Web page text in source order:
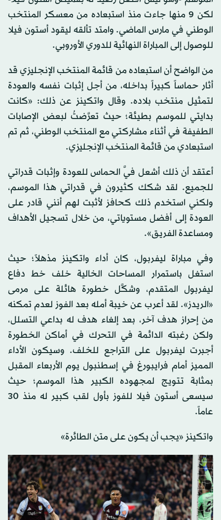
لكن 9 منها جاءت منذ استبعاده من معسكر المنتخب
الوطني في مارس الماضي. وامتد تألقه ليقود أستون فيلا
للوصول إلى المباراة النهائية للدوري الأوروبي.
من الواضح أن استبعاده من قائمة المنتخب الإنجليزي قد
أثار حماساً كبيراً بداخله، من أجل إثبات نفسه والعودة
لتمثيل منتخب بلاده. وقال واتكينز عن ذلك: «كانت
بدايتي للموسم بطيئة؛ حيث تعرَّضتُ لبعض الإصابات
الطفيفة في أثناء مشاركتي مع المنتخب الوطني، ثم تم
استبعادي من قائمة المنتخب الإنجليزي.
أعتقد أن ذلك أشعل فيَّ الحماس للعودة وإثبات قدراتي
للجميع. لقد شكك كثيرون في قدراتي هذا الموسم،
ولكني استخدم ذلك كحافز لأثبت لهم أنني قادر على
العودة إلى أفضل مستوياتي، من خلال تسجيل الأهداف
ومساعدة الفريق».
وفي مباراة ليفربول، كان أداء واتكينز مذهلاً؛ حيث
استغل باستمرار المساحات الخالية خلف خط دفاع
ليفربول المتقدم، وشكَّل خطورة هائلة على مرمى
«الريدز». لقد أعرب عن خيبة أمله بعد الفوز لعدم تمكنه
من إحراز هدف آخر، بعد إلغاء هدف له بداعي التسلل،
ولكن رغبته الدائمة في التحرك في أماكن الخطورة
أجبرت ليفربول على التراجع للخلف. وسيكون الأداء
المميز أمام فرايبورغ في إسطنبول يوم الأربعاء المقبل
بمثابة تتويج لمجهوده الكبير هذا الموسم؛ حيث
سيسعى أستون فيلا للفوز بأول لقب كبير له منذ 30
عاماً.
واتكينز «يجب أن يكون على متن الطائرة»